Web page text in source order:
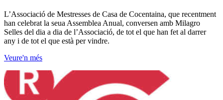
L’Associació de Mestresses de Casa de Cocentaina, que recentment
han celebrat la seua Assemblea Anual, conversen amb Milagro
Selles del dia a dia de l’Associació, de tot el que han fet al darrer
any i de tot el que està per vindre.
Veure'n més